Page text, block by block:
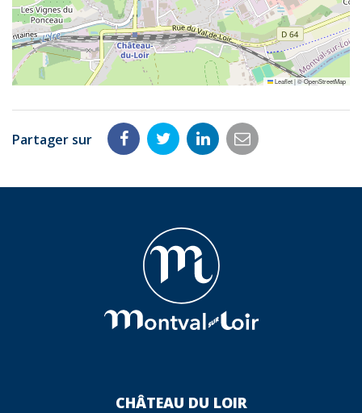
Leaflet|©OpenStreetMap
Partager sur
Partager
Facebook
Partager
Twitter
Partager
LinkedIn
Partager
email
CHÂTEAU DU LOIR